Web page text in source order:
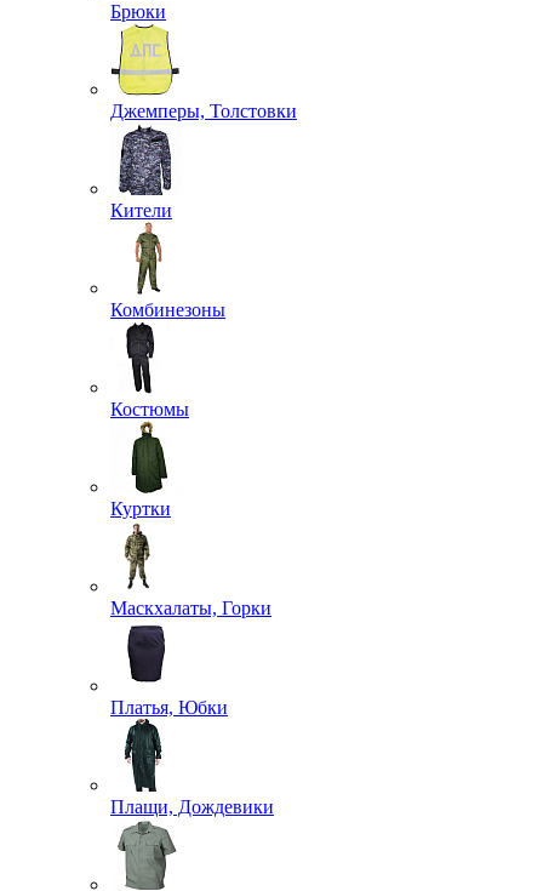
Брюки
Джемперы, Толстовки
Кители
Комбинезоны
Костюмы
Куртки
Маскхалаты, Горки
Платья, Юбки
Плащи, Дождевики